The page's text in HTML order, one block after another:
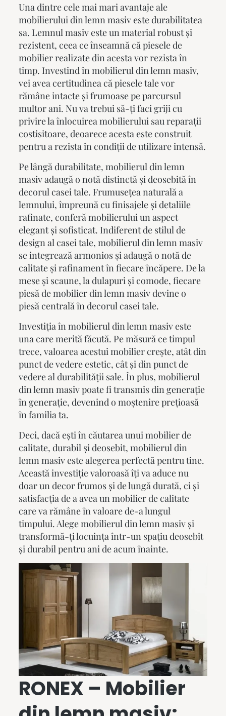
Una dintre cele mai mari avantaje ale
mobilierului din lemn masiveste durabilitatea
sa. Lemnul masiv este un material robust și
rezistent, ceea ce înseamnă că piesele de
mobilier realizate din acesta vor rezista în
timp. Investind înmobilierul din lemn masiv,
vei avea certitudinea că piesele tale vor
rămâne intacte și frumoase pe parcursul
multor ani. Nu va trebui să-ți faci griji cu
privire la înlocuirea mobilierului sau reparații
costisitoare, deoarece acesta este construit
pentru a rezista în condiții de utilizare intensă.
Pe lângă durabilitate, mobilierul din lemn
masivadaugă o notă distinctă și deosebită în
decorul casei tale. Frumusețea naturală a
lemnului, împreună cu finisajele și detaliile
rafinate, conferă mobilierului un aspect
elegant și sofisticat. Indiferent de stilul de
design al casei tale, mobilierul din lemn masiv
se integrează armonios și adaugă o notă de
calitate și rafinament în fiecare încăpere. De la
mese și scaune, la dulapuri și comode, fiecare
piesă demobilier din lemn masivdevine o
piesă centrală în decorul casei tale.
Investiția în mobilierul din lemn masiv este
una care merită făcută. Pe măsură ce timpul
trece, valoarea acestui mobilier crește, atât din
punct de vedere estetic, cât și din punct de
vedere al durabilității sale. În plus, mobilierul
din lemn masivpoate fi transmis din generație
în generație, devenind o moștenire prețioasă
în familia ta.
Deci, dacă ești în căutarea unui mobilier de
calitate, durabil și deosebit, mobilierul din
lemn masiveste alegerea perfectă pentru tine.
Această investiție valoroasă îți va aduce nu
doar un decor frumos și de lungă durată, ci și
satisfacția de a avea un mobilier de calitate
care va rămâne în valoare de-a lungul
timpului. Alegemobilierul din lemn masivși
transformă-ți locuința într-un spațiu deosebit
și durabil pentru ani de acum înainte.
RONEX – Mobilier